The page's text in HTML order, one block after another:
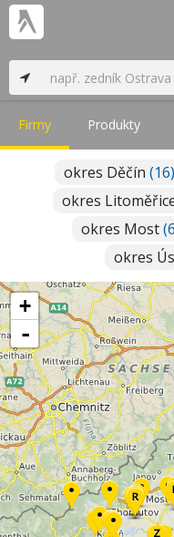
Firmy Produkty
okres Děčín (16)
okres
okres Most
okres
+
-